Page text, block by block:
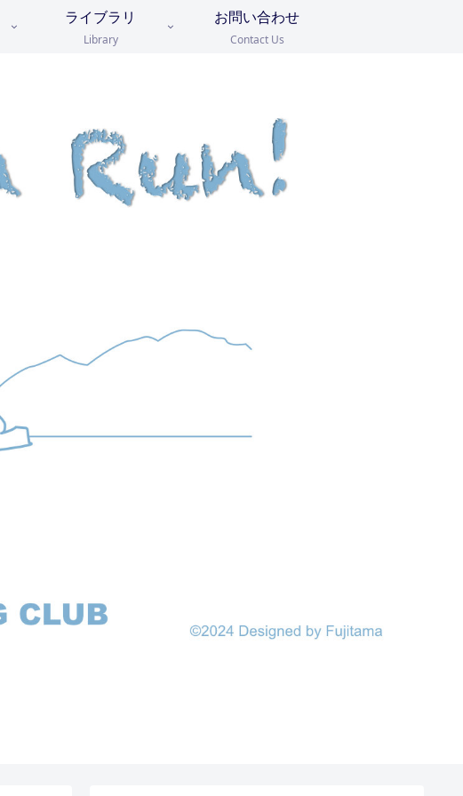
ライブラリ
Library
お問い合わせ
Contact Us